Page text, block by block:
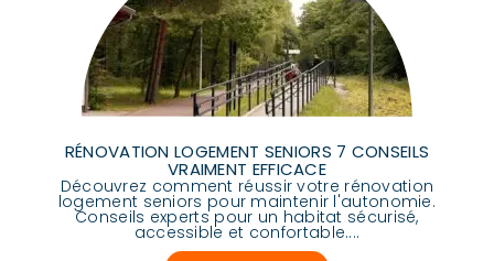
RÉNOVATION LOGEMENT SENIORS 7 CONSEILS
VRAIMENT EFFICACE
Découvrez comment réussir votre rénovation
logement seniors pour maintenir l'autonomie.
Conseils experts pour un habitat sécurisé,
accessible et confortable....